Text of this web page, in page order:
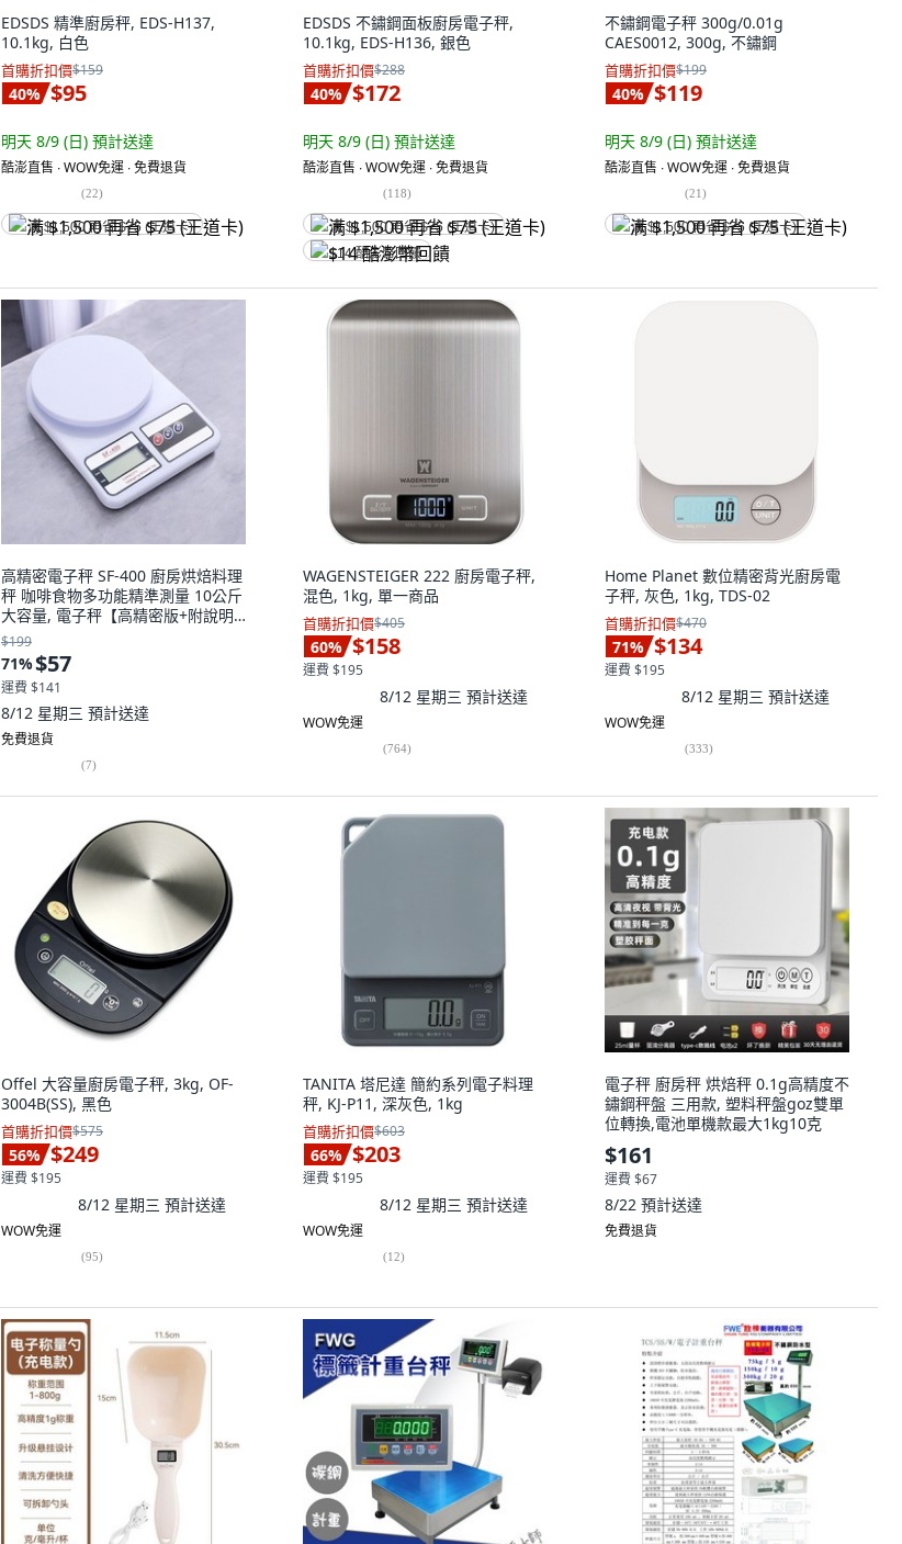
EDSDS 精準廚房秤, EDS-H137,
10.1kg, 白色
首購折扣價$159
40% $95
明天 8/9 (日) 預計送達
酷澎直售 ∙ WOW免運 ∙ 免費退貨
(22)
满 $1,500 再省 $75 (王道卡)
EDSDS 不鏽鋼面板廚房電子秤,
10.1kg, EDS-H136, 銀色
首購折扣價$288
40% $172
明天 8/9 (日) 預計送達
酷澎直售 ∙ WOW免運 ∙ 免費退貨
(118)
满 $1,500 再省 $75 (王道卡)
$14 酷澎幣回饋
不鏽鋼電子秤 300g/0.01g
CAES0012, 300g, 不鏽鋼
首購折扣價$199
40% $119
明天 8/9 (日) 預計送達
酷澎直售 ∙ WOW免運 ∙ 免費退貨
(21)
满 $1,500 再省 $75 (王道卡)
高精密電子秤 SF-400 廚房烘焙料理
秤 咖啡食物多功能精準測量 10公斤
大容量, 電子秤【高精密版+附說明
書】
$199
71%$57
運費 $141
8/12 星期三 預計送達
免費退貨
(7)
WAGENSTEIGER 222 廚房電子秤,
混色, 1kg, 單一商品
首購折扣價$405
60% $158
運費 $195
8/12 星期三 預計送達
WOW免運
(764)
Home Planet 數位精密背光廚房電
子秤, 灰色, 1kg, TDS-02
首購折扣價$470
71% $134
運費 $195
8/12 星期三 預計送達
WOW免運
(333)
Offel 大容量廚房電子秤, 3kg, OF-
3004B(SS), 黑色
首購折扣價$575
56% $249
運費 $195
8/12 星期三 預計送達
WOW免運
(95)
TANITA 塔尼達 簡約系列電子料理
秤, KJ-P11, 深灰色, 1kg
首購折扣價$603
66% $203
運費 $195
8/12 星期三 預計送達
WOW免運
(12)
電子秤 廚房秤 烘焙秤 0.1g高精度不
鏽鋼秤盤 三用款, 塑料秤盤goz雙單
位轉換,電池單機款最大1kg10克
$161
運費 $67
8/22 預計送達
免費退貨